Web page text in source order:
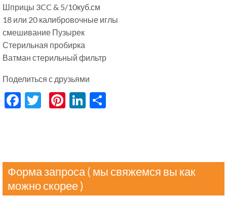
Шприцы 3CC & 5/10куб.см
18 или 20 калибровочные иглы
смешивание Пузырек
Стерильная пробирка
Ватман стерильный фильтр
Поделиться с друзьями
Facebook
Twitter
Pinterest
LinkedIn
Форма запроса ( мы свяжемся вы как
можно скорее )